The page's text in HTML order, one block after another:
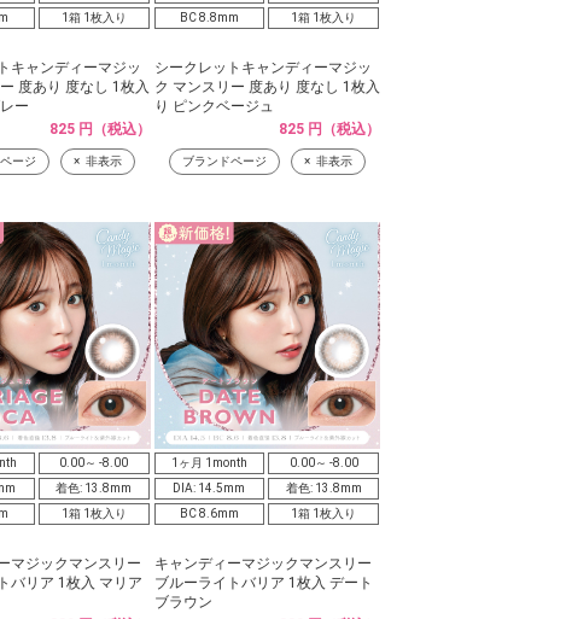
1箱 1枚入り
キャンディーマジッ
度あり 度なし 1枚入
ー
825 円（税込）
ージ 非表示
BC 8.8mm
1箱 1枚入り
シークレットキャンディーマジッ
ク マンスリー 度あり 度なし 1枚入
り ピンクベージュ
825 円（税込）
ブランドページ 非表示
0.00～ -8.00
着色: 13.8mm
1箱 1枚入り
マジックマンスリー
バリア 1枚入 マリア
1ヶ月 1month
0.00～ -8.00
DIA: 14.5mm
着色: 13.8mm
BC 8.6mm
1箱 1枚入り
キャンディーマジックマンスリー
ブルーライトバリア 1枚入 デート
ブラウン